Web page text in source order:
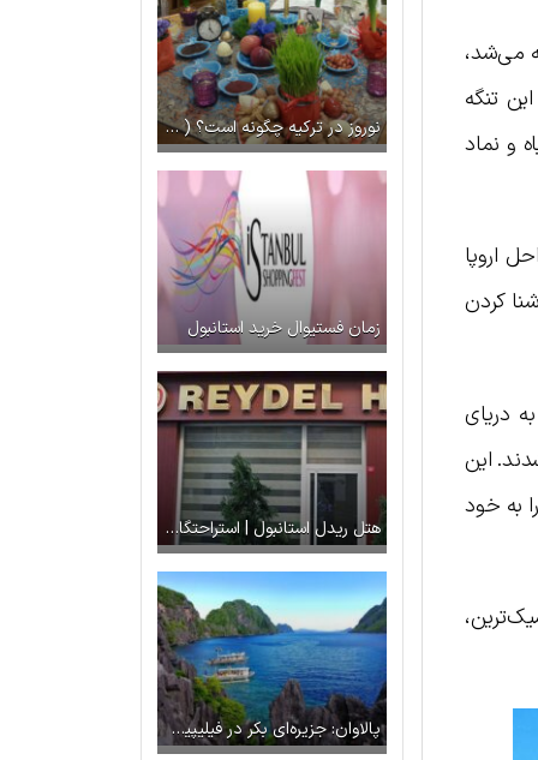
می‌شد،
تنگه
و نماد
اروپا
کردن
دریای
این
به خود
نوروز در ترکیه چگونه است؟ ( دانستنی ها جالب درباره جشن نوروزی در ترکیه)
زمان فستیوال خرید استانبول
هتل ریدل استانبول | استراحتگاهی فراموش نشدنی
پالاوان: جزیره‌ای بکر در فیلیپین برای عاشقان طبیعت